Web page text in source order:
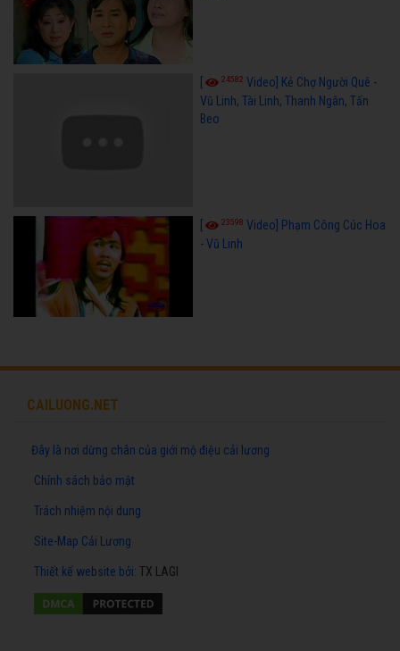
24582 Video] Kẻ Chợ Người Quê -
Vũ Linh, Tài Linh, Thanh Ngân, Tấn
Beo
23598 Video] Phạm Công Cúc Hoa
- Vũ Linh
CAILUONG.NET
Đây là nơi dừng chân của giới mộ điệu cải lương
Chính sách bảo mật
Trách nhiệm nội dung
Site-Map Cải Lương
Thiết kế website bởi: TX LAGI